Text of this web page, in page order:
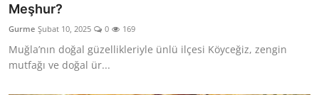
Meşhur?
Gurme Şubat 10, 2025 0 169
Muğla’nın doğal güzellikleriyle ünlü ilçesi Köyceğiz, zengin
mutfağı ve doğal ür...